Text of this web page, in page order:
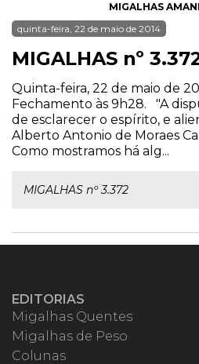
MIGALHAS
quinta-feira, 22 de maio de 2014
MIGALHAS nº
Quinta-feira, 22 de maio de
Fechamento às 9h28. "A
de esclarecer o espírito, e
Alberto Antonio de Moraes
Como mostramos há alg...
MIGALHAS nº 3.372
EDITORIAS
Migalhas Quentes
Migalhas de Peso
Colunas